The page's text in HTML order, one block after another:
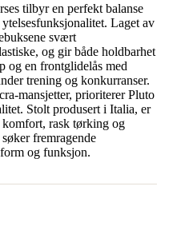
tilbyr en perfekt balanse
Laget av
svært
og gir både holdbarhet
og en frontglidelås med
trening og konkurranser.
mansjetter, prioriterer Pluto
Stolt produsert i Italia, er
komfort, rask tørking og
fremragende
og funksjon.